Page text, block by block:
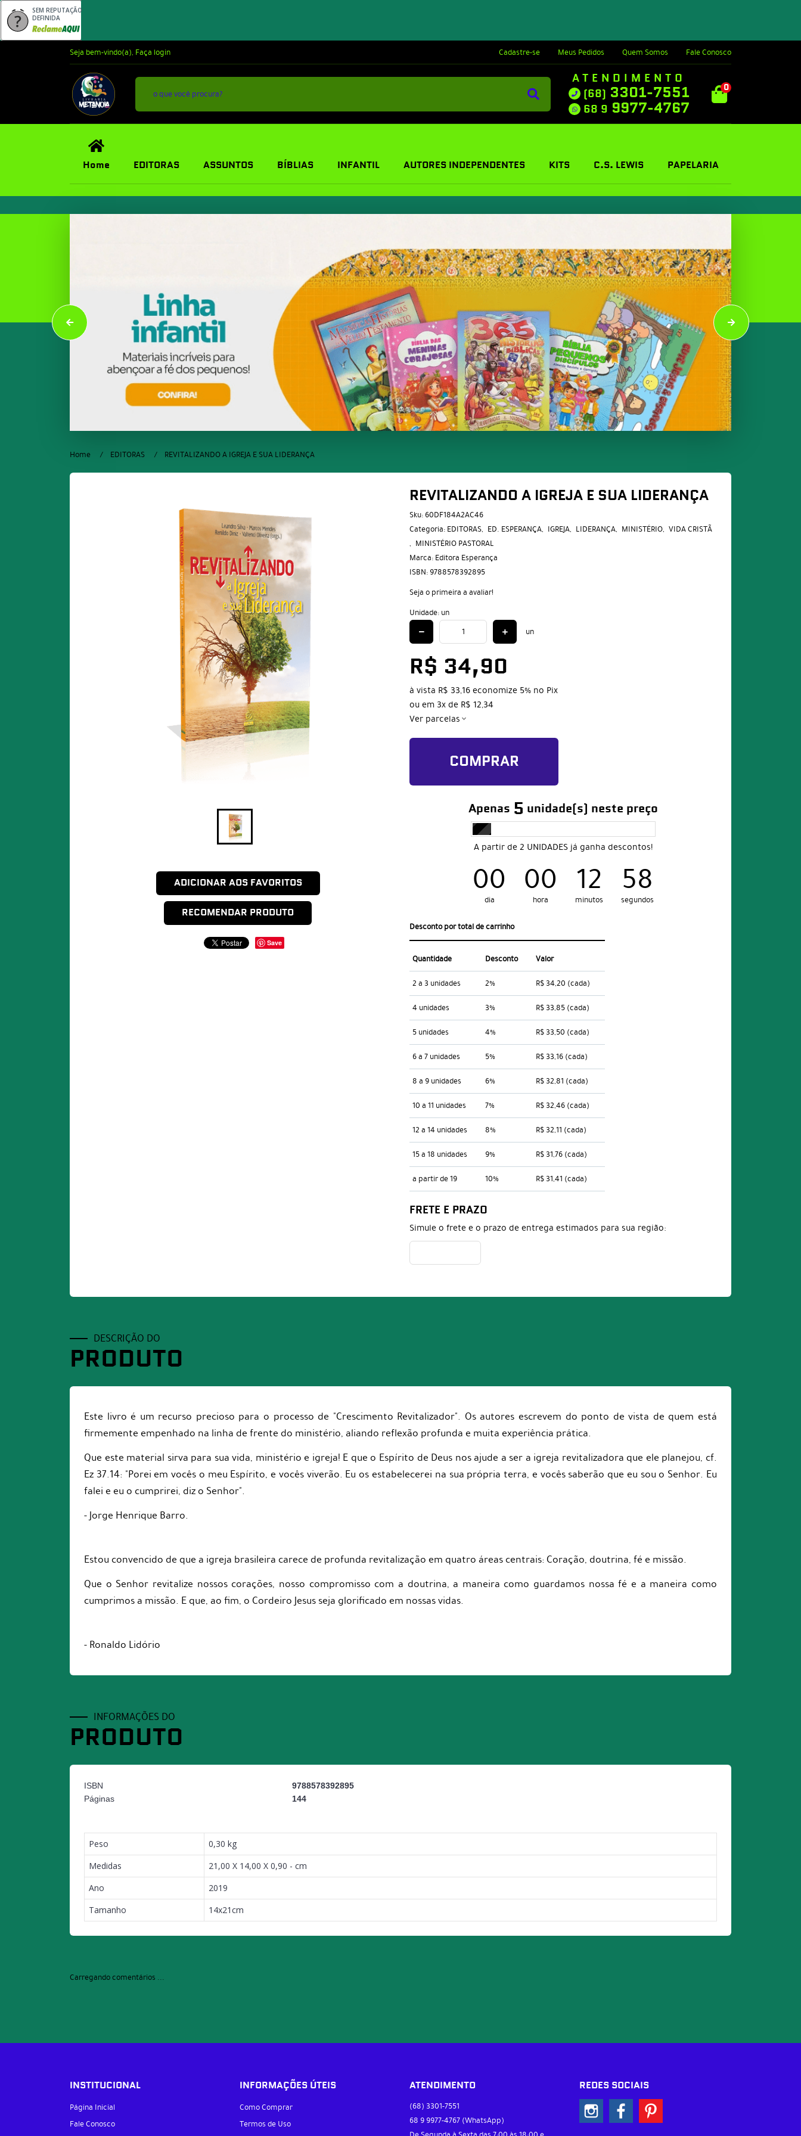
SEM REPUTAÇÃO
DEFINIDA
Seja bem-vindo(a), Faça login Cadastre-se Meus Pedidos Quem Somos Fale Conosco
ATENDIMENTO
(68) 3301-7551
68 9 9977-4767
0
Home EDITORAS ASSUNTOS BÍBLIAS INFANTIL AUTORES INDEPENDENTES KITS C.S. LEWIS PAPELARIA
Home EDITORAS REVITALIZANDO A IGREJA E SUA LIDERANÇA
ADICIONAR AOS FAVORITOS
RECOMENDAR PRODUTO
Save
REVITALIZANDO A IGREJA E SUA LIDERANÇA
Sku: 60DF184A2AC46
Categoria: EDITORAS ED. ESPERANÇA IGREJA LIDERANÇA MINISTÉRIO VIDA CRISTÃ
MINISTÉRIO PASTORAL
Marca: Editora Esperança
ISBN: 9788578392895
Seja o primeira a avaliar!
Unidade: un
un
R$ 34,90
à vista R$ 33,16economize 5% no Pix
ou em 3xde R$ 12,34
Ver parcelas
COMPRAR
Apenas 5 unidade(s) neste preço
A partir de 2 UNIDADES já ganha descontos!
00
dia 00
hora 12
minutos 57
segundos
Desconto por total de carrinho
Quantidade Desconto Valor
2 a 3 unidades 2% R$ 34,20 (cada)
4 unidades 3% R$ 33,85 (cada)
5 unidades 4% R$ 33,50 (cada)
6 a 7 unidades 5% R$ 33,16 (cada)
8 a 9 unidades 6% R$ 32,81 (cada)
10 a 11 unidades 7% R$ 32,46 (cada)
12 a 14 unidades 8% R$ 32,11 (cada)
15 a 18 unidades 9% R$ 31,76 (cada)
a partir de 19 10% R$ 31,41 (cada)
FRETE E PRAZO
Simule o frete e o prazo de entrega estimados para sua região:
DESCRIÇÃO DO
PRODUTO
Este livro é um recurso precioso para o processo de "Crescimento Revitalizador". Os autores escrevem do ponto de vista de quem está
firmemente empenhado na linha de frente do ministério, aliando reflexão profunda e muita experiência prática.
Que este material sirva para sua vida, ministério e igreja! E que o Espírito de Deus nos ajude a ser a igreja revitalizadora que ele planejou, cf.
Ez 37.14: "Porei em vocês o meu Espírito, e vocês viverão. Eu os estabelecerei na sua própria terra, e vocês saberão que eu sou o Senhor. Eu
falei e eu o cumprirei, diz o Senhor".
- Jorge Henrique Barro.
Estou convencido de que a igreja brasileira carece de profunda revitalização em quatro áreas centrais: Coração, doutrina, fé e missão.
Que o Senhor revitalize nossos corações, nosso compromisso com a doutrina, a maneira como guardamos nossa fé e a maneira como
cumprimos a missão. E que, ao fim, o Cordeiro Jesus seja glorificado em nossas vidas.
- Ronaldo Lidório
INFORMAÇÕES DO
PRODUTO
ISBN
9788578392895
Páginas
144
Peso
0,30 kg
Medidas
21,00 X 14,00 X 0,90 - cm
Ano
2019
Tamanho
14x21cm
Carregando comentários ...
INSTITUCIONAL
Página Inicial
Fale Conosco
INFORMAÇÕES ÚTEIS
Como Comprar
Termos de Uso
ATENDIMENTO
(68) 3301-7551
68 9 9977-4767 (WhatsApp)
REDES SOCIAIS